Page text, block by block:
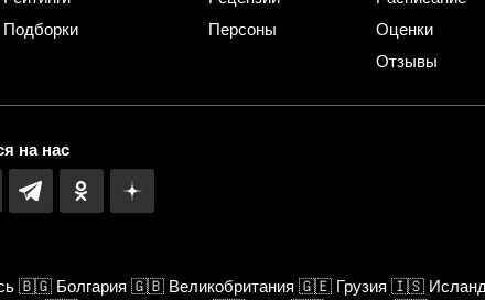
Подборки
Персоны
Оценки
Отзывы
на нас
🇧🇬 Болгария 🇬🇧 Великобритания 🇬🇪 Грузия 🇮🇸